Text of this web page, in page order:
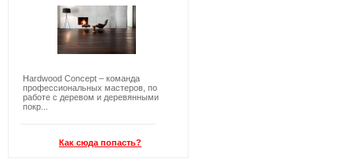
Hardwood Concept – команда
профессиональных мастеров, по
работе с деревом и деревянными
покр...
Как сюда попасть?